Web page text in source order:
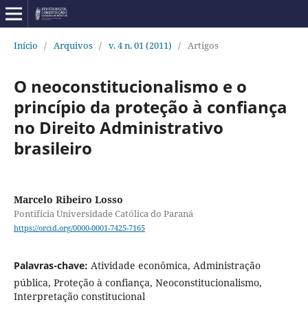
Início / Arquivos / v. 4 n. 01 (2011) / Artigos
O neoconstitucionalismo e o
princípio da proteção à confiança
no Direito Administrativo
brasileiro
Marcelo Ribeiro Losso
Pontifícia Universidade Católica do Paraná
https://orcid.org/0000-0001-7425-7165
Palavras-chave: Atividade econômica, Administração
pública, Proteção à confiança, Neoconstitucionalismo,
Interpretação constitucional